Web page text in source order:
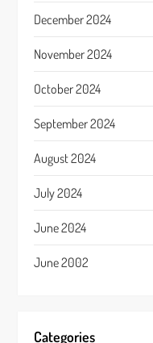
December 2024
November 2024
October 2024
September 2024
August 2024
July 2024
June 2024
June 2002
Categories